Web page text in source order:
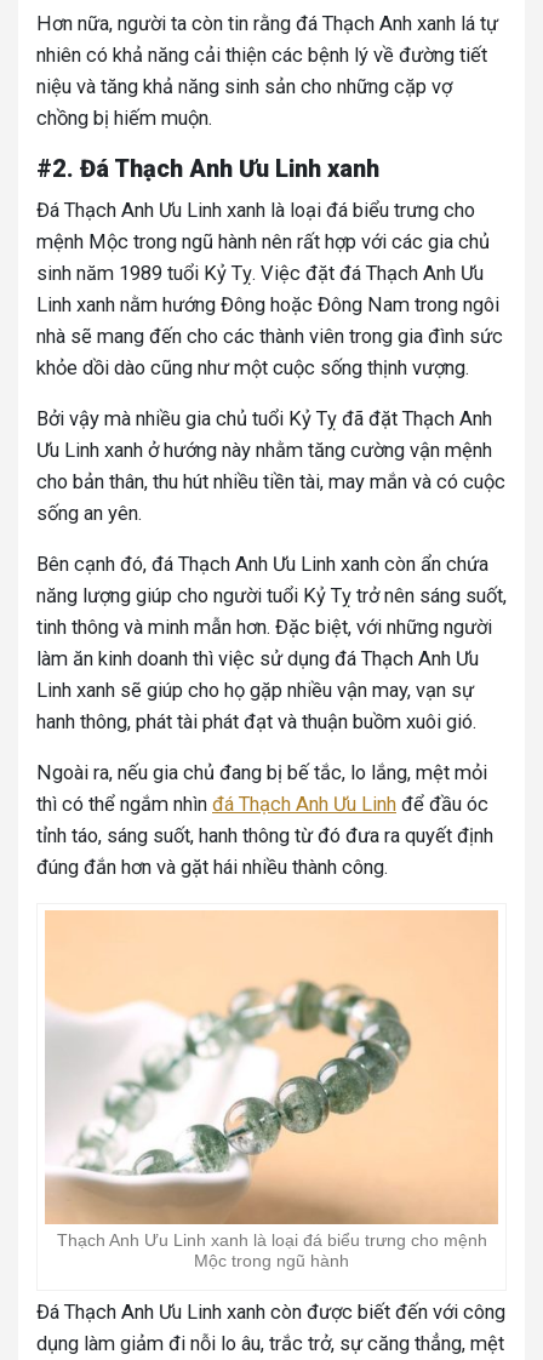
Hơn nữa, người ta còn tin rằng đá Thạch Anh xanh lá tự
nhiên có khả năng cải thiện các bệnh lý về đường tiết
niệu và tăng khả năng sinh sản cho những cặp vợ
chồng bị hiếm muộn.
#2. Đá Thạch Anh Ưu Linh xanh
Đá Thạch Anh Ưu Linh xanh là loại đá biểu trưng cho
mệnh Mộc trong ngũ hành nên rất hợp với các gia chủ
sinh năm 1989 tuổi Kỷ Tỵ. Việc đặt đá Thạch Anh Ưu
Linh xanh nằm hướng Đông hoặc Đông Nam trong ngôi
nhà sẽ mang đến cho các thành viên trong gia đình sức
khỏe dồi dào cũng như một cuộc sống thịnh vượng.
Bởi vậy mà nhiều gia chủ tuổi Kỷ Tỵ đã đặt Thạch Anh
Ưu Linh xanh ở hướng này nhằm tăng cường vận mệnh
cho bản thân, thu hút nhiều tiền tài, may mắn và có cuộc
sống an yên.
Bên cạnh đó, đá Thạch Anh Ưu Linh xanh còn ẩn chứa
năng lượng giúp cho người tuổi Kỷ Tỵ trở nên sáng suốt,
tinh thông và minh mẫn hơn. Đặc biệt, với những người
làm ăn kinh doanh thì việc sử dụng đá Thạch Anh Ưu
Linh xanh sẽ giúp cho họ gặp nhiều vận may, vạn sự
hanh thông, phát tài phát đạt và thuận buồm xuôi gió.
Ngoài ra, nếu gia chủ đang bị bế tắc, lo lắng, mệt mỏi
thì có thể ngắm nhìn đá Thạch Anh Ưu Linh để đầu óc
tỉnh táo, sáng suốt, hanh thông từ đó đưa ra quyết định
đúng đắn hơn và gặt hái nhiều thành công.
Thạch Anh Ưu Linh xanh là loại đá biểu trưng cho mệnh
Mộc trong ngũ hành
Đá Thạch Anh Ưu Linh xanh còn được biết đến với công
dụng làm giảm đi nỗi lo âu, trắc trở, sự căng thẳng, mệt